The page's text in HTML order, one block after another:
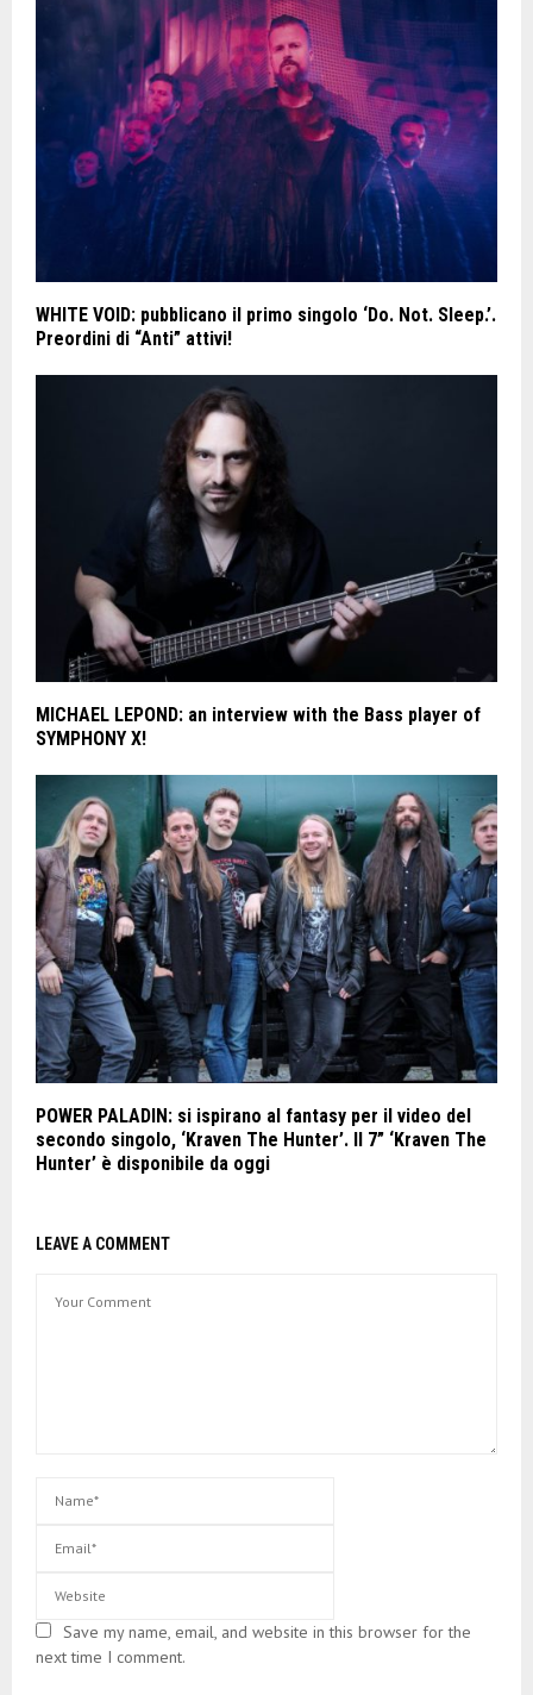
WHITE VOID: pubblicano il primo singolo ‘Do. Not. Sleep.’.
Preordini di “Anti” attivi!
MICHAEL LEPOND: an interview with the Bass player of
SYMPHONY X!
POWER PALADIN: si ispirano al fantasy per il video del
secondo singolo, ‘Kraven The Hunter’. Il 7” ‘Kraven The
Hunter’ è disponibile da oggi
LEAVE A COMMENT
Save my name, email, and website in this browser for the
next time I comment.